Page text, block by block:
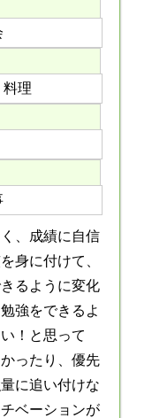
理
、成績に自信
身に付けて、
るように変化
強をできるよ
！と思って
ったり、優先
に追い付けな
ベーションが